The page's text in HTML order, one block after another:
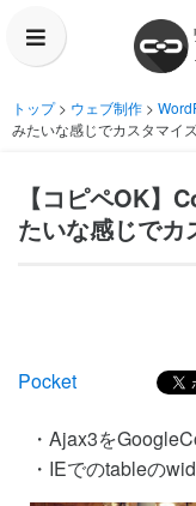
トップ> ウェブ制作 >
みたいな感じでカスタマイ
【コピペOK】
たいな感じでカ
Pocket
・Ajax3を
・IEでのtableの